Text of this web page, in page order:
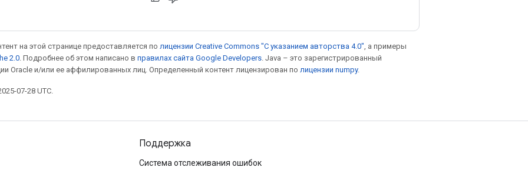
на этой странице предоставляется по лицензии Creative Commons "С указанием авторства 4.0" , а примеры
2.0 . Подробнее об этом написано в правилах сайта Google Developers . Java – это зарегистрированный
Oracle и/или ее аффилированных лиц. Определенный контент лицензирован по лицензии numpy.
07-28 UTC.
Поддержка
Система отслеживания ошибок